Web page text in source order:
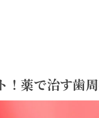
！薬で治す歯